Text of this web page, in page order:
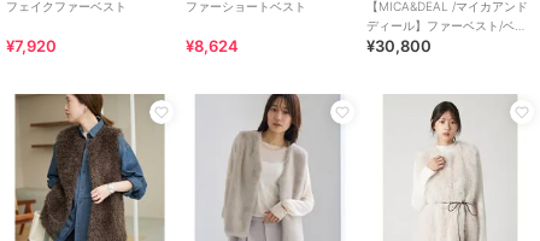
フェイクファーベスト
¥7,920
ファーショートベスト
¥8,624
【MICA&DEAL /マイカアンド
ディール】ファーベスト/ベス
ト/ファー/レイ
¥30,800